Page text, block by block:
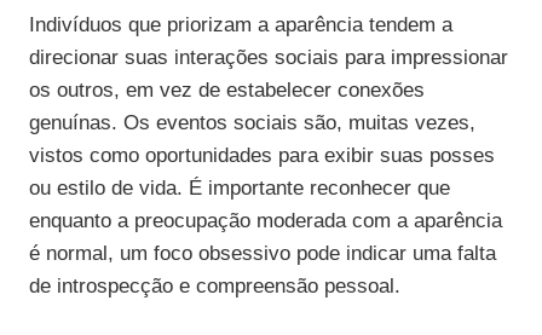
Indivíduos que priorizam a aparência tendem a
direcionar suas interações sociais para impressionar
os outros, em vez de estabelecer conexões
genuínas. Os eventos sociais são, muitas vezes,
vistos como oportunidades para exibir suas posses
ou estilo de vida. É importante reconhecer que
enquanto a preocupação moderada com a aparência
é normal, um foco obsessivo pode indicar uma falta
de introspecção e compreensão pessoal.